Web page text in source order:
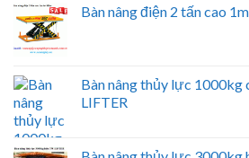
Bàn nâng điện 2 tấn cao
Bàn nâng thủy lực 1000kg
LIFTER